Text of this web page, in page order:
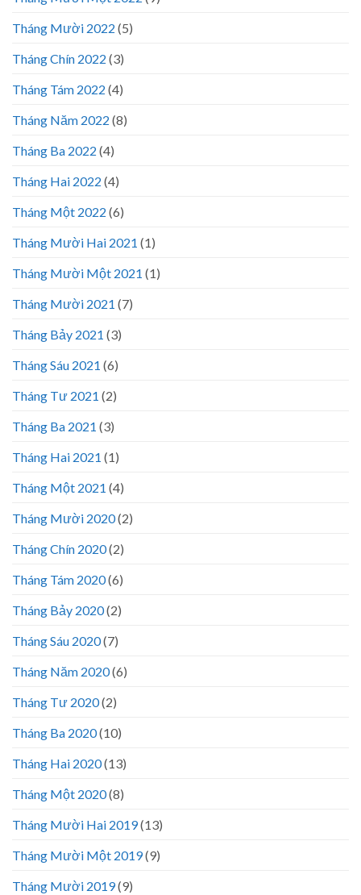
Tháng Mười 2022 (5)
Tháng Chín 2022 (3)
Tháng Tám 2022 (4)
Tháng Năm 2022 (8)
Tháng Ba 2022 (4)
Tháng Hai 2022 (4)
Tháng Một 2022 (6)
Tháng Mười Hai 2021 (1)
Tháng Mười Một 2021 (1)
Tháng Mười 2021 (7)
Tháng Bảy 2021 (3)
Tháng Sáu 2021 (6)
Tháng Tư 2021 (2)
Tháng Ba 2021 (3)
Tháng Hai 2021 (1)
Tháng Một 2021 (4)
Tháng Mười 2020(2)
Tháng Chín 2020(2)
Tháng Tám 2020(6)
Tháng Bảy 2020(2)
Tháng Sáu 2020(7)
Tháng Năm 2020(6)
Tháng Tư 2020(2)
Tháng Ba 2020(10)
Tháng Hai 2020(13)
Tháng Một 2020(8)
Tháng Mười Hai 2019(13)
Tháng Mười Một 2019(9)
Tháng Mười 2019(9)